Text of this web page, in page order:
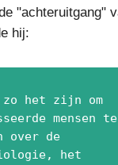
"achteruitgang"
hij:
zo het zijn om
mensen te
over de
het